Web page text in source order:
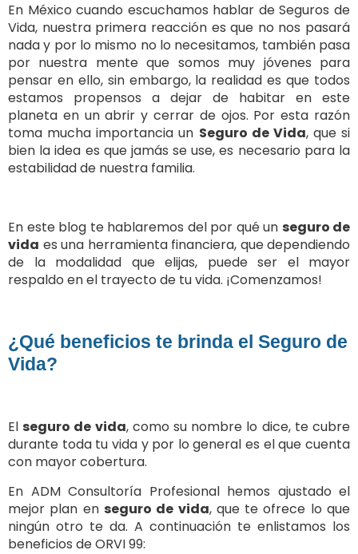
En México cuando escuchamos hablar de Seguros de
Vida, nuestra primera reacción es que no nos pasará
nada y por lo mismo no lo necesitamos, también pasa
por nuestra mente que somos muy jóvenes para
pensar en ello, sin embargo, la realidad es que todos
estamos propensos a dejar de habitar en este
planeta en un abrir y cerrar de ojos. Por esta razón
toma mucha importancia un Seguro de Vida, que si
bien la idea es que jamás se use, es necesario para la
estabilidad de nuestra familia.
En este blog te hablaremos del por qué un seguro de
vida es una herramienta financiera, que dependiendo
de la modalidad que elijas, puede ser el mayor
respaldo en el trayecto de tu vida. ¡Comenzamos!
¿Qué beneficios te brinda el Seguro de
Vida?
El seguro de vida, como su nombre lo dice, te cubre
durante toda tu vida y por lo general es el que cuenta
con mayor cobertura.
En ADM Consultoría Profesional hemos ajustado el
mejor plan en seguro de vida, que te ofrece lo que
ningún otro te da. A continuación te enlistamos los
beneficios de ORVI 99: